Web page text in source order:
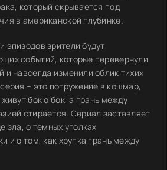
который скрывается под
в американской глубинке.
эпизодов зрители будут
событий, которые перевернули
и навсегда изменили облик тихих
– это погружение в кошмар,
бок о бок, а грань между
стирается. Сериал заставляет
зла, о темных уголках
и о том, как хрупка грань между